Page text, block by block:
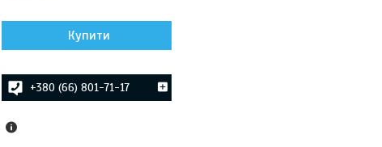
Купити
+380 (66) 801-71-17